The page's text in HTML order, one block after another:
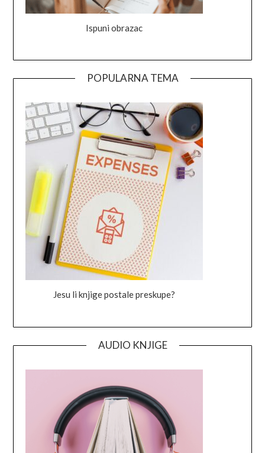
Ispuni obrazac
POPULARNA TEMA
Jesu li knjige postale preskupe?
AUDIO KNJIGE